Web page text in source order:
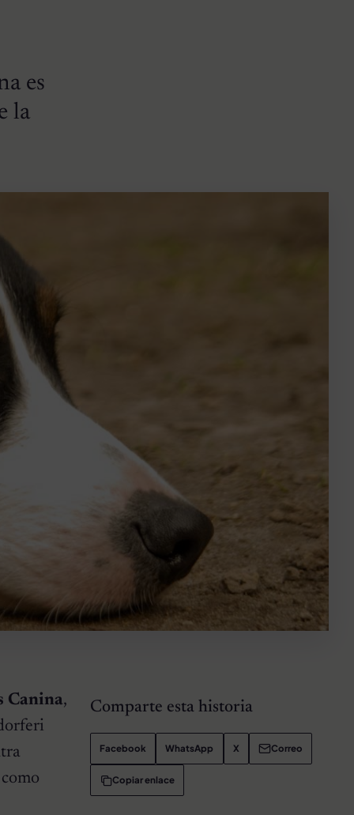
es
la
Canina,
Comparte esta historia
Facebook WhatsApp X Correo
Copiar enlace